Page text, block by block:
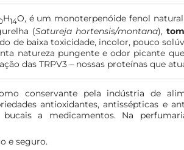
H14O, é um monoterpenóide fenol
(Satureja hortensis/montana),
de baixa toxicidade, incolor, pouco
natureza pungente e odor picante
das TRPV3 – nossas proteínas que
conservante pela indústria de
antioxidantes, antissépticas e
a medicamentos. Na
e seguro.